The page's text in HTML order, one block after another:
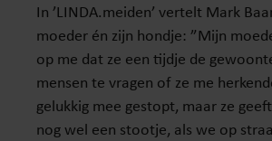
In ’LINDA.meiden’ vertelt Mark
moeder én zijn hondje: ”Mijn
op me dat ze een tijdje de
mensen te vragen of ze me
gelukkig mee gestopt, maar ze
nog wel een stootje, als we op